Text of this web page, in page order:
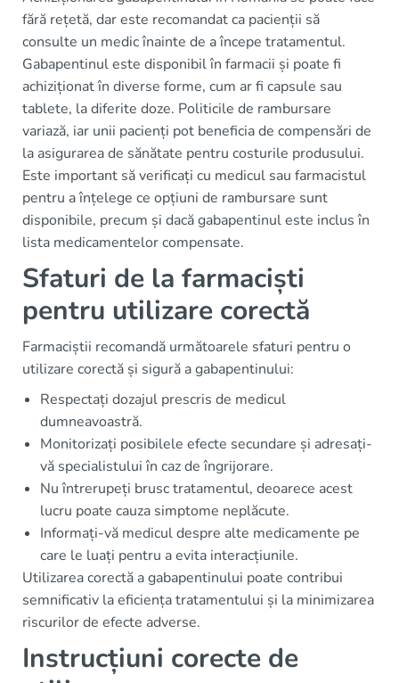
fără rețetă, dar este recomandat ca pacienții să
consulte un medic înainte de a începe tratamentul.
Gabapentinul este disponibil în farmacii și poate fi
achiziționat în diverse forme, cum ar fi capsule sau
tablete, la diferite doze. Politicile de rambursare
variază, iar unii pacienți pot beneficia de compensări de
la asigurarea de sănătate pentru costurile produsului.
Este important să verificați cu medicul sau farmacistul
pentru a înțelege ce opțiuni de rambursare sunt
disponibile, precum și dacă gabapentinul este inclus în
lista medicamentelor compensate.
Sfaturi de la farmaciști
pentru utilizare corectă
Farmaciștii recomandă următoarele sfaturi pentru o
utilizare corectă și sigură a gabapentinului:
Respectați dozajul prescris de medicul
dumneavoastră.
Monitorizați posibilele efecte secundare și adresați-
vă specialistului în caz de îngrijorare.
Nu întrerupeți brusc tratamentul, deoarece acest
lucru poate cauza simptome neplăcute.
Informați-vă medicul despre alte medicamente pe
care le luați pentru a evita interacțiunile.
Utilizarea corectă a gabapentinului poate contribui
semnificativ la eficiența tratamentului și la minimizarea
riscurilor de efecte adverse.
Instrucțiuni corecte de